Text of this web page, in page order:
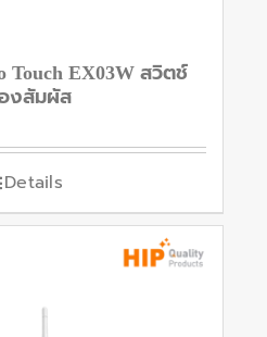
Touch EX03W สวิตช์
องสัมผัส
Details